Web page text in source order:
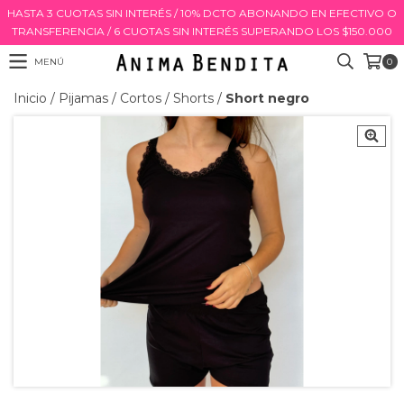
HASTA 3 CUOTAS SIN INTERÉS / 10% DCTO ABONANDO EN EFECTIVO O
TRANSFERENCIA / 6 CUOTAS SIN INTERÉS SUPERANDO LOS $150.000
MENÚ 0
Inicio / Pijamas / Cortos / Shorts / Short negro